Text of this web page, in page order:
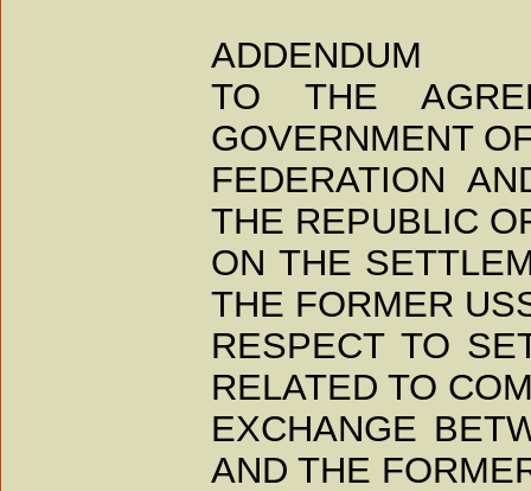
ADDENDUM
TO THE
GOVERNMENT
FEDERATION
THE REPUBLIC
ON THE
THE FORMER
RESPECT TO
RELATED TO
EXCHANGE
AND THE